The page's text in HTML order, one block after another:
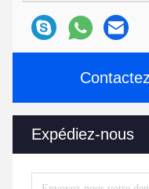
Expédiez-nous